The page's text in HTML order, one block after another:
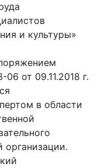
и культуры»
от 09.11.2018 г.
в области
организации.